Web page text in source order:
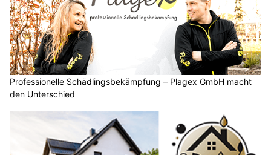
Professionelle Schädlingsbekämpfung – Plagex GmbH macht
den Unterschied